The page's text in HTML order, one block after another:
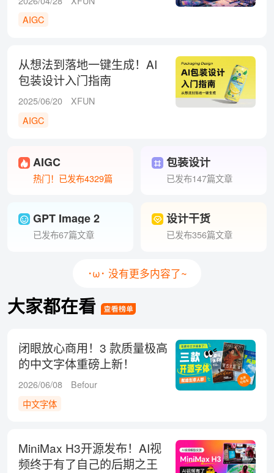
AIGC
从想法到落地一键生成！AI
包装设计入门指南
2025/06/20
XFUN
AIGC
AIGC
热门！已发布4329篇
包装设计
已发布147篇文章
GPT Image 2
已发布67篇文章
设计干货
已发布356篇文章
･ω･ 没有更多内容了~
大家都在看
闭眼放心商用！3 款质量极高
的中文字体重磅上新！
2026/06/08
Befour
中文字体
MiniMax H3开源发布！AI视
频终于有了自己的后期之王